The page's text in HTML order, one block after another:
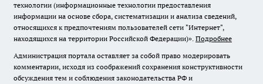
технологии (информационные технологии предоставления
информации на основе сбора, систематизации и анализа сведений,
относящихся к предпочтениям пользователей сети "Интернет",
находящихся на территории Российской Федерации)». Подробнее
Администрация портала оставляет за собой право модерировать
комментарии, исходя из соображений сохранения конструктивности
обсуждения тем и соблюдения законодательства РФ и